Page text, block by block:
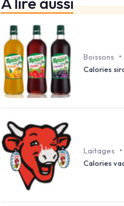
Boissons •
Calories
Laitages •
Calories